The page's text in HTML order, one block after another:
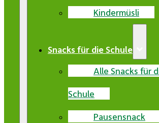
Kindermüsli
Snacks für die Schule
Alle Snacks für
Schule
Pausensnack